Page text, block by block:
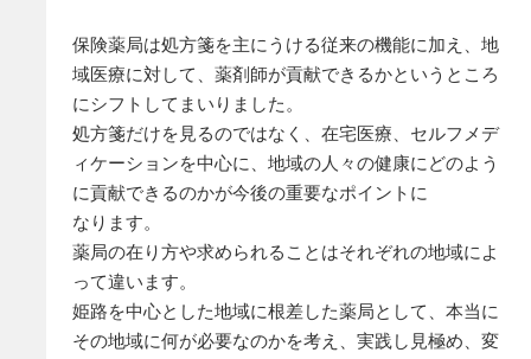
保険薬局は処方箋を主にうける従来の機能に加え、地
域医療に対して、薬剤師が貢献できるかというところ
にシフトして まいりました。
処方箋だけを見るのではなく、在宅医療、セルフメデ
ィケーションを中心に、地域の人々の健康にどのよう
に貢献できるのかが今後の重要なポイントに
なります。
薬局の在り方や求められることはそれぞれの地域によ
って違います。
姫路を中心とした地域に根差した薬局として、本当に
その地域に何が必要なのかを考え、実践し見極め、変